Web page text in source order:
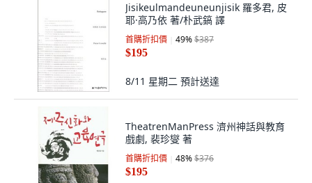
Jisikeulmandeuneunjisik 羅多君, 皮
耶·高乃依 著/朴武鎬 譯
首購折扣價 49%$387
$195
8/11 星期二 預計送達
TheatrenManPress 濟州神話與教育
戲劇, 裴珍燮 著
首購折扣價 48%$376
$195